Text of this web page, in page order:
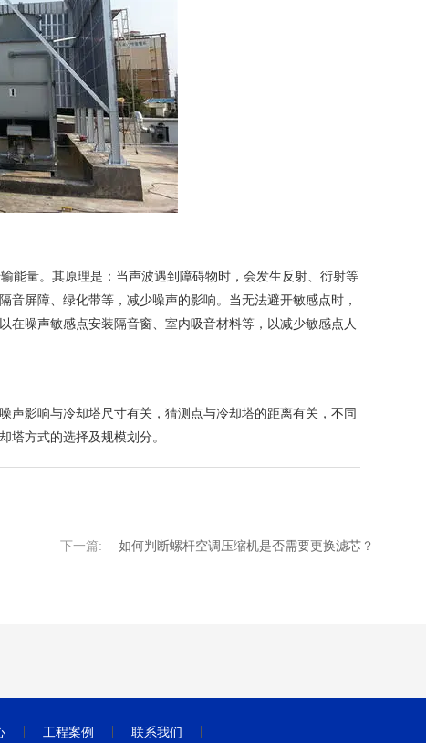
量。其原理是：当声波遇到障碍物时，会发生反射、衍射等
屏障、绿化带等，减少噪声的影响。当无法避开敏感点时，
在噪声敏感点安装隔音窗、室内吸音材料等，以减少敏感点人
影响与冷却塔尺寸有关，猜测点与冷却塔的距离有关，不同
塔方式的选择及规模划分。
下一篇: 如何判断螺杆空调压缩机是否需要更换滤芯？
工程案例 联系我们